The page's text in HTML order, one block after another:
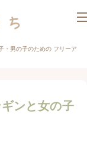
・男の子のための フリーア
ンと女の子